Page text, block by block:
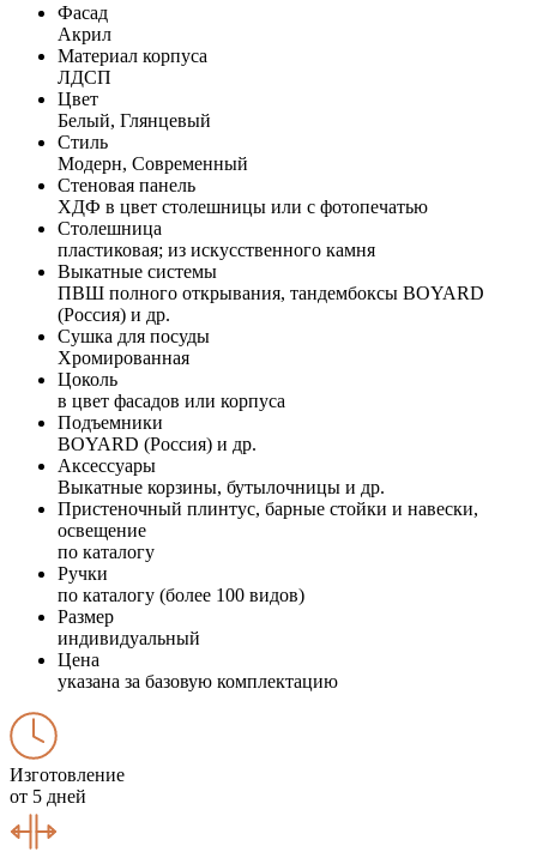
Фасад
Акрил
Материал корпуса
ЛДСП
Цвет
Белый, Глянцевый
Стиль
Модерн, Современный
Стеновая панель
ХДФ в цвет столешницы или с фотопечатью
Столешница
пластиковая; из искусственного камня
Выкатные системы
ПВШ полного открывания, тандембоксы BOYARD
(Россия) и др.
Сушка для посуды
Хромированная
Цоколь
в цвет фасадов или корпуса
Подъемники
BOYARD (Россия) и др.
Аксессуары
Выкатные корзины, бутылочницы и др.
Пристеночный плинтус, барные стойки и навески,
освещение
по каталогу
Ручки
по каталогу (более 100 видов)
Размер
индивидуальный
Цена
указана за базовую комплектацию
Изготовление
от 5 дней